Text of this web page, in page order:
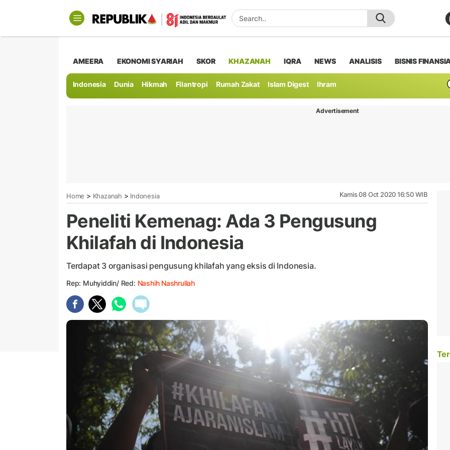
AMEERA EKONOMI SYARIAH SKOR KHAZANAH IQRA NEWS ANALISIS BISNIS
Indonesia Dunia Hikmah Filantropi Rumah Zakat Islam Digest Ihram
Advertisement
Home > Khazanah > Indonesia Kamis 08 Oct 2020 16:50 WIB
Peneliti Kemenag: Ada 3 Pengusung
Khilafah di Indonesia
Terdapat 3 organisasi pengusung khilafah yang eksis di Indonesia.
Rep: Muhyiddin/ Red: Nashih Nashrullah